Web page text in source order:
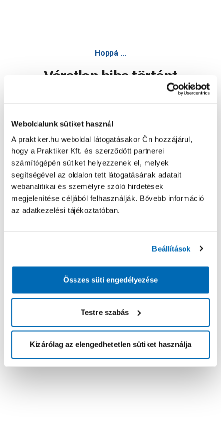
Weboldalunk sütiket használ
A praktiker.hu weboldal látogatásakor Ön hozzájárul,
hogy a Praktiker Kft. és szerződött partnerei
számítógépén sütiket helyezzenek el, melyek
segítségével az oldalon tett látogatásának adatait
webanalitikai és személyre szóló hirdetések
megjelenítése céljából felhasználják. Bővebb információ
az adatkezelési tájékoztatóban.
Beállítások
Összes süti engedélyezése
Testre szabás
Kizárólag az elengedhetetlen sütiket használja
Hoppá ...
Váratlan hiba történt
Oldal újratöltése